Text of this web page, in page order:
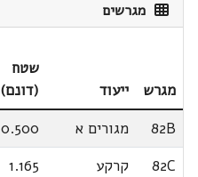
מגרשים
מגרש ייעוד
שטח
(דונם)
82B
מגורים א 0.500
82C
קרקע
1.165